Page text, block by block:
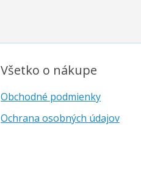
Všetko o nákupe
Obchodné podmienky
Ochrana osobných údajov